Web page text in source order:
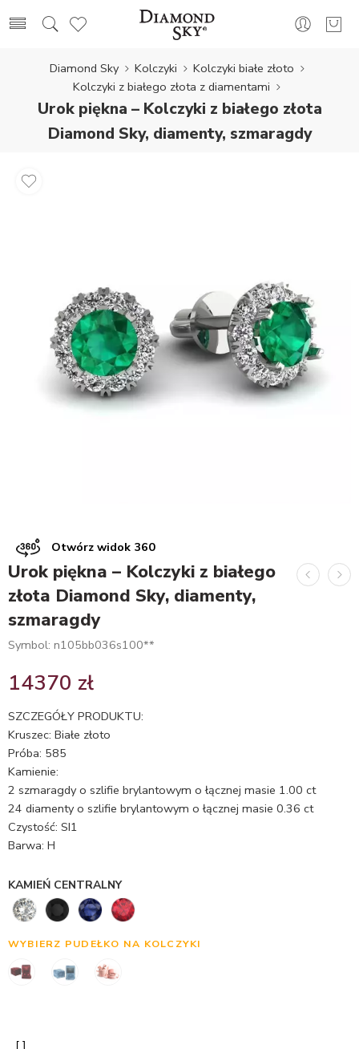
Diamond Sky Kolczyki
Kolczyki białe złoto
Kolczyki z białego złota z diamentami
Urok piękna – Kolczyki z białego złota
Diamond Sky, diamenty, szmaragdy
Otwórz widok 360
Urok piękna – Kolczyki z białego
złota Diamond Sky, diamenty,
szmaragdy
Symbol: n105bb036s100**
14370 zł
SZCZEGÓŁY PRODUKTU:
Kruszec: Białe złoto
Próba: 585
Kamienie:
2 szmaragdy o szlifie brylantowym o łącznej masie 1.00 ct
24 diamenty o szlifie brylantowym o łącznej masie 0.36 ct
Czystość: SI1
Barwa: H
KAMIEŃ CENTRALNY
WYBIERZ PUDEŁKO NA KOLCZYKI